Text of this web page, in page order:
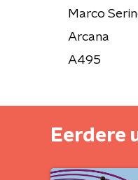
Marco
Arcana
A495
Eerdere